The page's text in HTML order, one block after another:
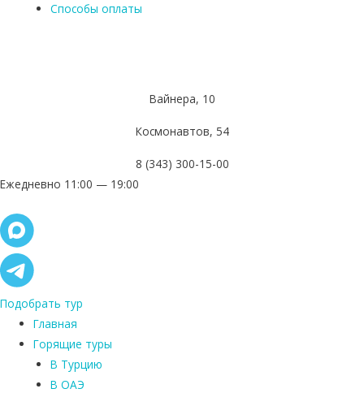
Способы оплаты
Вайнера, 10
Космонавтов, 54
8 (343) 300-15-00
Ежедневно 11:00 — 19:00
Подобрать тур
Главная
Горящие туры
В Турцию
В ОАЭ